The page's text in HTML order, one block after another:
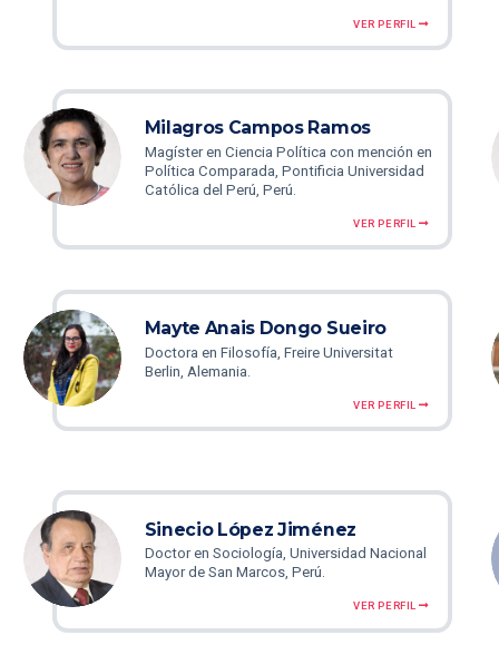
VER PERFIL
Milagros Campos Ramos
Magíster en Ciencia Política con mención en
Política Comparada, Pontificia Universidad
Católica del Perú, Perú.
VER PERFIL
Mayte Anais Dongo Sueiro
Doctora en Filosofía, Freire Universitat
Berlin, Alemania.
VER PERFIL
Sinecio López Jiménez
Doctor en Sociología, Universidad Nacional
Mayor de San Marcos, Perú.
VER PERFIL